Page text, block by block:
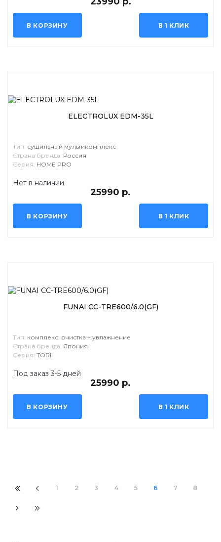
В КОРЗИНУ В 1 КЛИК
ELECTROLUX EDM-35L
Тип: сушильный мультикомплекс
Страна бренда: Россия
Серия: HOME PRO
Нет в наличии
25990 р.
В КОРЗИНУ В 1 КЛИК
FUNAI CC-TRE600/6.0(GF)
Тип: комплекс: очистка + увлажнение
Страна бренда: Япония
Серия: TORII
Под заказ 3-5 дней
25990 р.
В КОРЗИНУ В 1 КЛИК
1 2 3 4 5 6 7 8